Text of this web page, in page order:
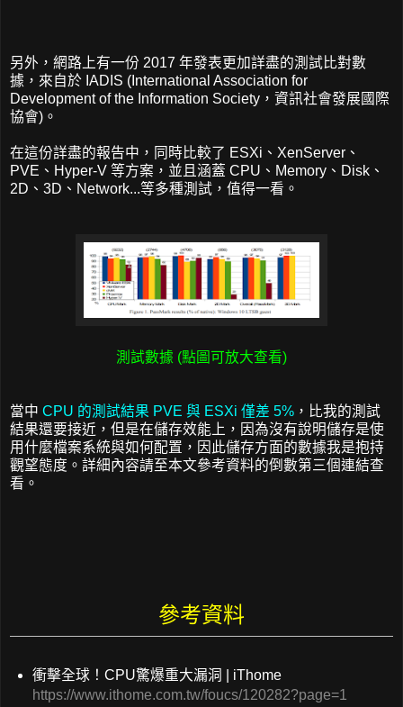
另外，網路上有一份 2017 年發表更加詳盡的測試比對數
據，來自於 IADIS (International Association for
Development of the Information Society，資訊社會發展國際
協會)。
在這份詳盡的報告中，同時比較了 ESXi、XenServer、
PVE、Hyper-V 等方案，並且涵蓋 CPU、Memory、Disk、
2D、3D、Network...等多種測試，值得一看。
測試數據 (點圖可放大查看)
當中 CPU 的測試結果 PVE 與 ESXi 僅差 5% ，比我的測試
結果還要接近，但是在儲存效能上，因為沒有說明儲存是使
用什麼檔案系統與如何配置，因此儲存方面的數據我是抱持
觀望態度。詳細內容請至本文參考資料的倒數第三個連結查
看。
參考資料
衝擊全球！CPU驚爆重大漏洞 | iThome
https://www.ithome.com.tw/foucs/120282?page=1